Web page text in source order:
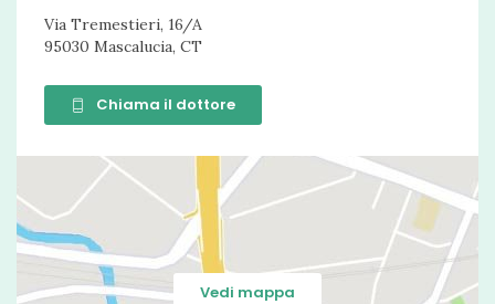
diabete di tipo 2
Colon irritabile
Diabete
Insulino resistenza
malattie gastrointestinali
Diabete di tipo 2 (non insulino-dipendente)
Via Tremestieri, 16/A
95030 Mascalucia, CT
Chiama il dottore
Vedi mappa